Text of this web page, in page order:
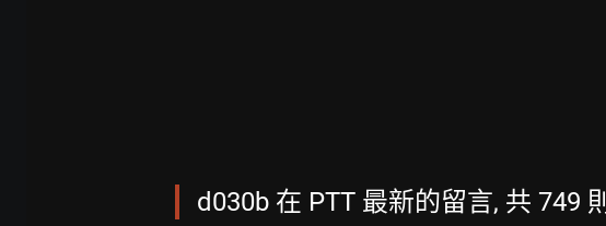
d030b 在 PTT 最新的留言, 共 749 則